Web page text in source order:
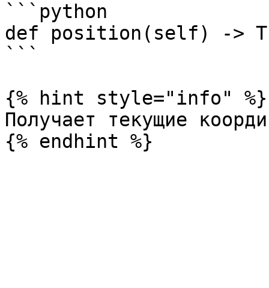
```python
def position(self) ->
```
{% hint style="info" %}
Получает текущие